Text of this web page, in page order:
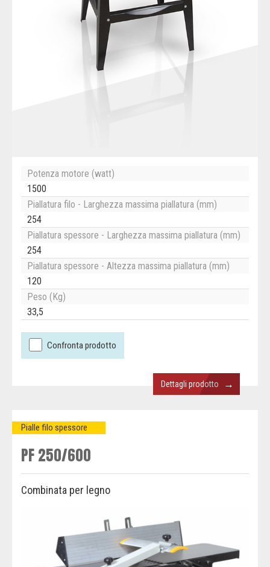
Potenza motore (watt)
1500
Piallatura filo - Larghezza massima piallatura (mm)
254
Piallatura spessore - Larghezza massima piallatura (mm)
254
Piallatura spessore - Altezza massima piallatura (mm)
120
Peso (Kg)
33,5
Confronta prodotto
Dettagli prodotto →
Pialle filo spessore
PF 250/600
Combinata per legno